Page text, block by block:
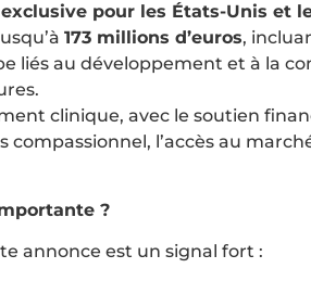
pour les États-Unis et
173 millions d’euros,
liés au développement et à la
clinique, avec le soutien
compassionnel, l’accès au
?
annonce est un signal fort :